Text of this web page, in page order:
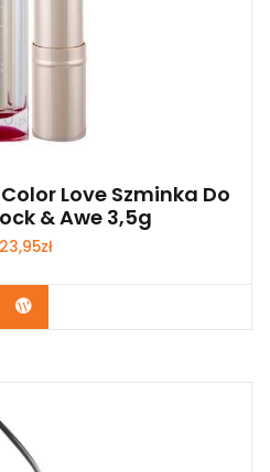
Love Szminka Do
& Awe 3,5g
zł
Zobacz